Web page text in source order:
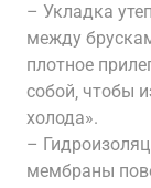
– Укладка
между
плотное
собой‚ чтобы
холода».
–
мембраны